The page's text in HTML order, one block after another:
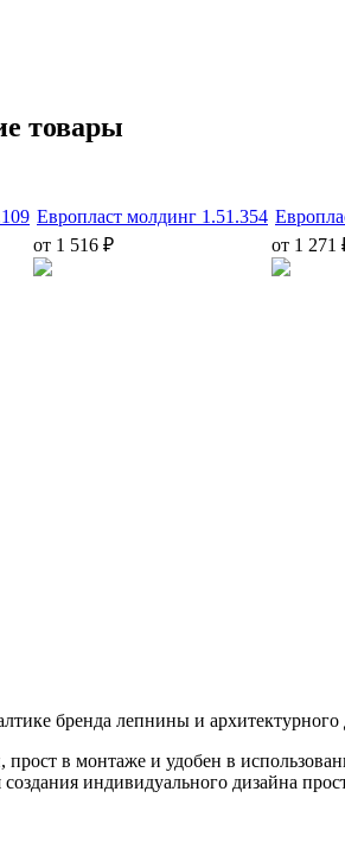
товары
Европласт молдинг 1.51.354
от 1 516 ₽
от 1 271
бренда лепнины и архитектурного
в монтаже и удобен в
индивидуального дизайна